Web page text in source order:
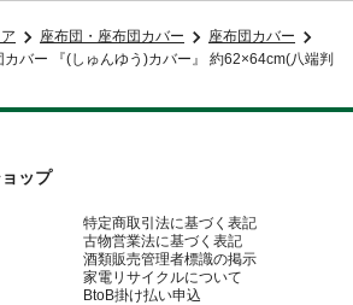
座布団・座布団カバー
座布団カバー
バー 『(しゅんゆう)カバー』 約62×64cm(八端判
ップ
特定商取引法に基づく表記
古物営業法に基づく表記
酒類販売管理者標識の掲示
家電リサイクルについて
BtoB掛け払い申込